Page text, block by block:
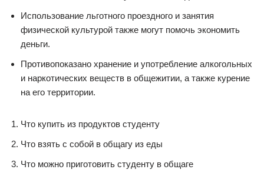
Использование льготного проездного и занятия
физической культурой также могут помочь экономить
деньги.
Противопоказано хранение и употребление алкогольных
и наркотических веществ в общежитии, а также курение
на его территории.
Что купить из продуктов студенту
Что взять с собой в общагу из еды
Что можно приготовить студенту в общаге